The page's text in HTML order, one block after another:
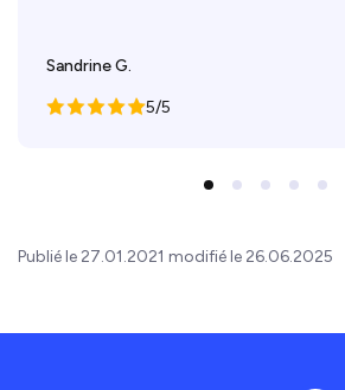
Sandrine G.
5/5
Publié le 27.01.2021 modifié le 26.06.2025